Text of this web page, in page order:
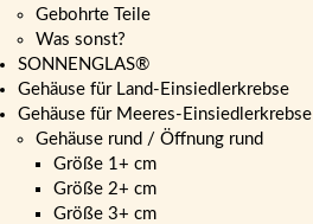
Gebohrte Teile
Was sonst?
SONNENGLAS®
Gehäuse für Land-Einsiedlerkrebse
Gehäuse für Meeres-Einsiedlerkrebse
Gehäuse rund / Öffnung rund
Größe 1+ cm
Größe 2+ cm
Größe 3+ cm